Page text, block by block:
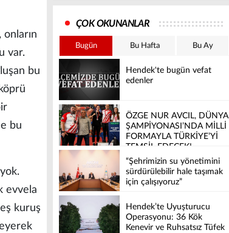
var.
bu
bu
evvela
kuruş
ÇOK OKUNANLAR
Bugün Bu Hafta Bu Ay
Hendek'te bugün vefat
edenler
ÖZGE NUR AVCIL, DÜNYA
ŞAMPİYONASI’NDA MİLLİ
FORMAYLA TÜRKİYE’Yİ
TEMSİL EDECEK!
“Şehrimizin su yönetimini
sürdürülebilir hale taşımak
için çalışıyoruz”
Hendek’te Uyuşturucu
Operasyonu: 36 Kök
Kenevir ve Ruhsatsız Tüfek